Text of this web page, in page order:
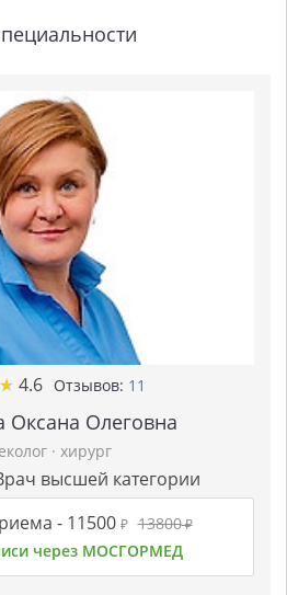
★
★ 4.6 Отзывов: 11
Оксана Олеговна
· хирург
высшей категории
-11500 ₽ 13800₽
через МОСГОРМЕД